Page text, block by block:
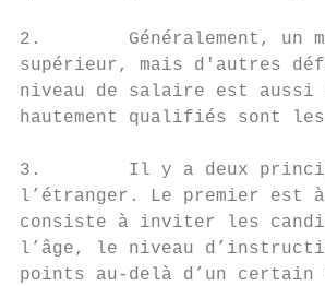
2.        Généralement, un
supérieur, mais d'autres
niveau de salaire est aussi
hautement qualifiés sont
3.        Il y a deux
l’étranger. Le premier est
consiste à inviter les
l’âge, le niveau
points au-delà d’un